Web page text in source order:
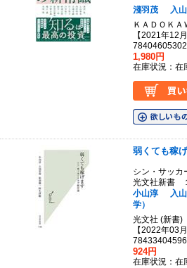
淺羽茂 入
ＫＡＤＯＫＡ
【2021年12
1,980円
在庫状況：在
弱くても稼
シン・サッカ
光文社新書
小山淳
入
学）
光文社 (新書)
【2022年03
924円
在庫状況：在